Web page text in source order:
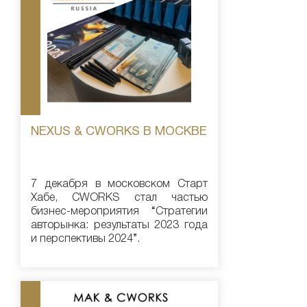
NEXUS & CWORKS В МОСКВЕ
7 декабря в московском Старт
Хабе, CWORKS стал частью
бизнес-мероприятия “Стратегии
авторынка: результаты 2023 года
и перспективы 2024”.